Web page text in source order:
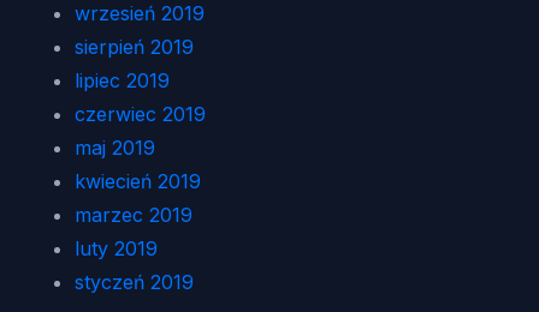
wrzesień 2019
sierpień 2019
lipiec 2019
czerwiec 2019
maj 2019
kwiecień 2019
marzec 2019
luty 2019
styczeń 2019